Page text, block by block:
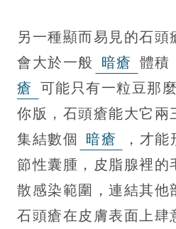
另一種顯而易見的石
會大於一般 暗瘡 體積
瘡 可能只有一粒豆那
你版，石頭瘡能大它兩
集結數個 暗瘡
，才
節性囊腫，皮脂腺裡的
散感染範圍，連結其他
石頭瘡在皮膚表面上肆